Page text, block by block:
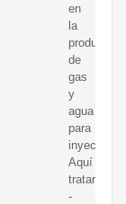
en
la
producción
de
gas
y
agua
para
inyectar.
Aquí
-